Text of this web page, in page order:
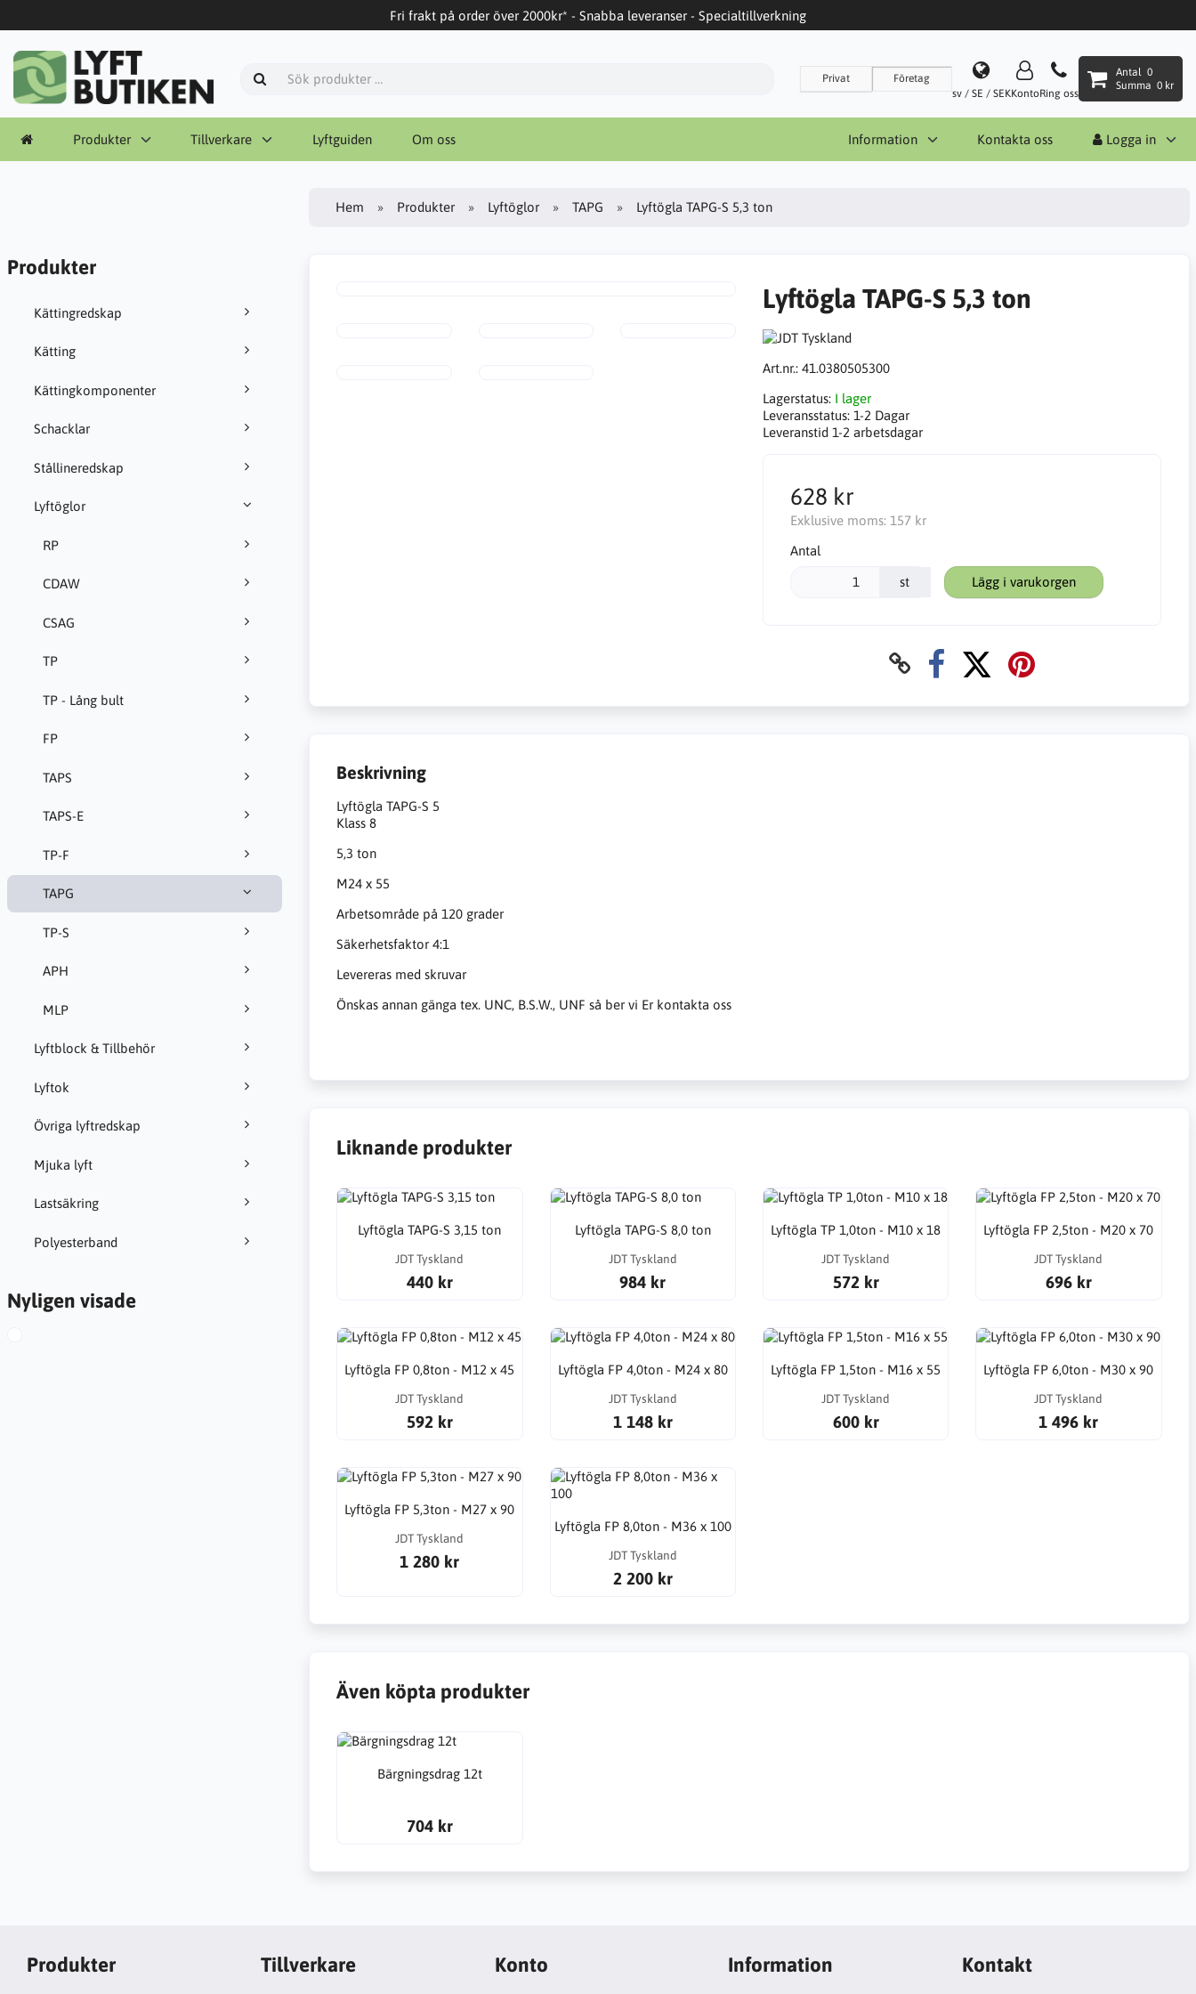
Fri frakt på order över 2000kr* - Snabba leveranser - Specialtillverkning
Privat
Företag
sv / SE / SEKKontoRing oss
Antal 0
Summa 0 kr
Produkter Tillverkare Lyftguiden Om oss Information Kontakta oss Logga in
Produkter
Kättingredskap
Kätting
Kättingkomponenter
Schacklar
Stållineredskap
Lyftöglor
RP
CDAW
CSAG
TP
TP - Lång bult
FP
TAPS
TAPS-E
TP-F
TAPG
TP-S
APH
MLP
Lyftblock & Tillbehör
Lyftok
Övriga lyftredskap
Mjuka lyft
Lastsäkring
Polyesterband
Nyligen visade
Hem Produkter Lyftöglor TAPG Lyftögla TAPG-S 5,3 ton
Lyftögla TAPG-S 5,3 ton
Art.nr.: 41.0380505300
Lagerstatus: I lager
Leveransstatus: 1-2 Dagar
Leveranstid 1-2 arbetsdagar
628 kr
Exklusive moms: 157 kr
Antal
st Lägg i varukorgen
Beskrivning
Lyftögla TAPG-S 5
Klass 8
5,3 ton
M24 x 55
Arbetsområde på 120 grader
Säkerhetsfaktor 4:1
Levereras med skruvar
Önskas annan gänga tex. UNC, B.S.W., UNF så ber vi Er kontakta oss
Liknande produkter
Lyftögla TAPG-S 3,15 ton
JDT Tyskland
440 kr
Lyftögla TAPG-S 8,0 ton
JDT Tyskland
984 kr
Lyftögla TP 1,0ton - M10 x 18
JDT Tyskland
572 kr
Lyftögla FP 2,5ton - M20 x 70
JDT Tyskland
696 kr
Lyftögla FP 0,8ton - M12 x 45
JDT Tyskland
592 kr
Lyftögla FP 4,0ton - M24 x 80
JDT Tyskland
1 148 kr
Lyftögla FP 1,5ton - M16 x 55
JDT Tyskland
600 kr
Lyftögla FP 6,0ton - M30 x 90
JDT Tyskland
1 496 kr
Lyftögla FP 5,3ton - M27 x 90
JDT Tyskland
1 280 kr
Lyftögla FP 8,0ton - M36 x 100
JDT Tyskland
2 200 kr
Även köpta produkter
Bärgningsdrag 12t
704 kr
Produkter Tillverkare Konto Information Kontakt